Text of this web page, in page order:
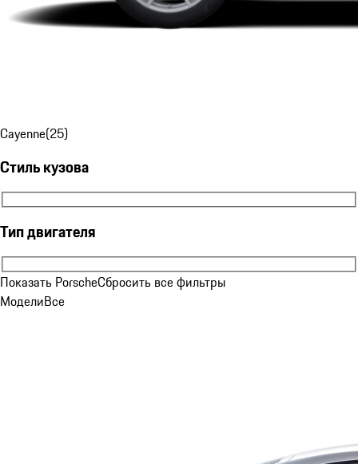
Cayenne(25)
Стиль кузова
Стиль кузова
Тип двигателя
Тип двигателя
Показать PorscheСбросить все фильтры
МоделиВсе